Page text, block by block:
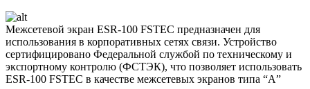
Межсетевой экран ESR-100 FSTEC предназначен для
использования в корпоративных сетях связи. Устройство
сертифицировано Федеральной службой по техническому и
экспортному контролю (ФСТЭК), что позволяет использовать
ESR-100 FSTEC в качестве межсетевых экранов типа “А”